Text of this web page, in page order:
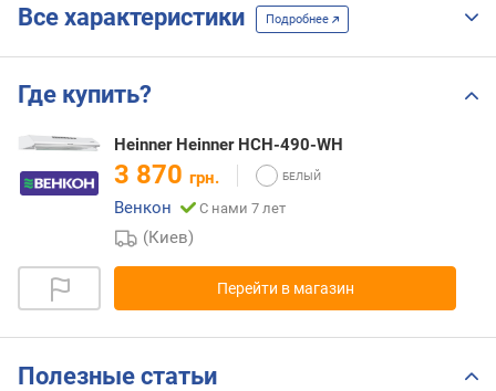
Все характеристики Подробнее
Где купить?
Heinner Heinner HCH-490-WH
3 870 грн.
Венкон
С нами 7 лет
(Киев)
Перейти в магазин
Полезные статьи